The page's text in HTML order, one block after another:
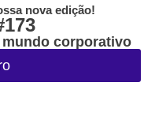
nova edição!
corporativo